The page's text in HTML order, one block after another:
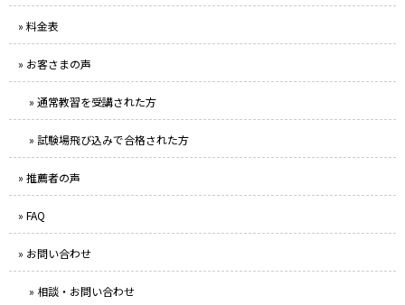
» 料金表
» お客さまの声
» 通常教習を受講された方
» 試験場飛び込みで合格された方
» 推薦者の声
» FAQ
» お問い合わせ
» 相談・お問い合わせ